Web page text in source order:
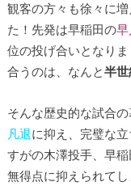
観客の方々も徐々に
た！先発は早稲田の早
位の投げ合いとなりま
合うのは、なんと半世
そんな歴史的な試合
凡退に抑え、完璧な
すがの木澤投手、早
無得点に抑えられてし